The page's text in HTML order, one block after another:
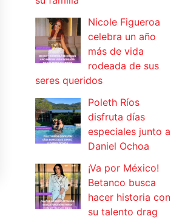
Nicole Figueroa
celebra un año
más de vida
rodeada de sus
seres queridos
Poleth Ríos
disfruta días
especiales junto a
Daniel Ochoa
¡Va por México!
Betanco busca
hacer historia con
su talento drag